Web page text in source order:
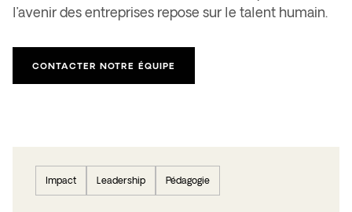
l’avenir des entreprises repose sur le talent humain.
CONTACTER NOTRE ÉQUIPE
Impact Leadership Pédagogie